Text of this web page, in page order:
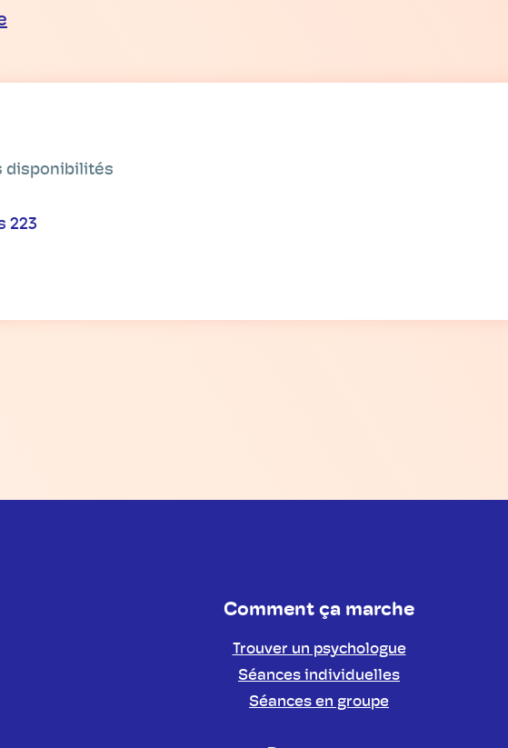
disponibilités
223
Comment ça marche
Trouver un psychologue
Séances individuelles
Séances en groupe